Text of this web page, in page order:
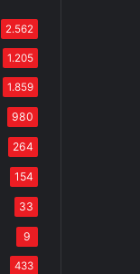
2.562
1.205
1.859
980
264
154
33
9
433